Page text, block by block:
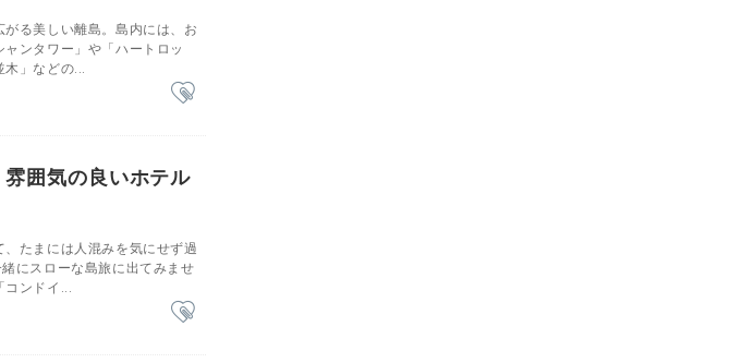
る美しい離島。島内には、お
ンタワー」や「ハートロッ
木」などの...
囲気の良いホテル
たまには人混みを気にせず過
にスローな島旅に出てみませ
コンドイ...